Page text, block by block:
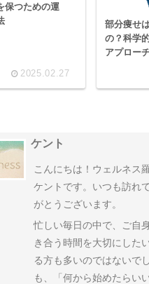
保つための運
2025.02.27
部分痩せ
の？科学
アプロー
ケント
こんにちは！ウェルネス
ケントです。いつも訪れ
がとうございます。
忙しい毎日の中で、ご自
き合う時間を大切にした
る方も多いのではないで
も、「何から始めたらい